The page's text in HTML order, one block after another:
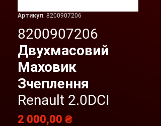
Артикул: 8200907206
8200907206
Двухмасовий
Маховик
Зчеплення
Renault 2.0DCI
2 000,00 ₴Цена